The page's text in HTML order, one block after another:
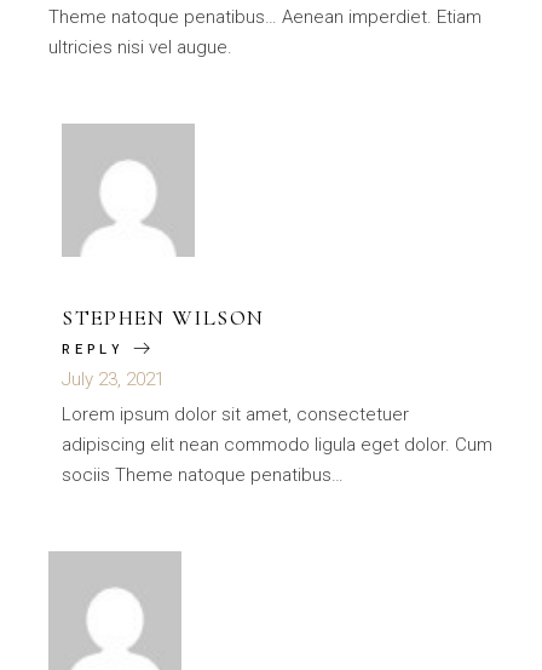
Theme natoque penatibus… Aenean imperdiet. Etiam
ultricies nisi vel augue.
STEPHEN WILSON
REPLY
July 23, 2021
Lorem ipsum dolor sit amet, consectetuer
adipiscing elit nean commodo ligula eget dolor. Cum
sociis Theme natoque penatibus…